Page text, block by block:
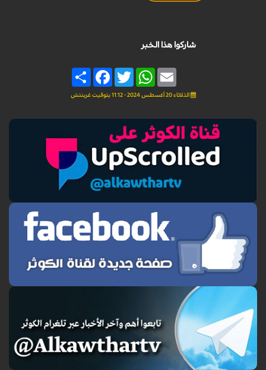
شاركوا هذا الخبر
Share
FacebookTwitter
WhatsAppEmail
الثلاثاء 20 أغسطس 2024 - 11:12 بتوقيت غرينتش